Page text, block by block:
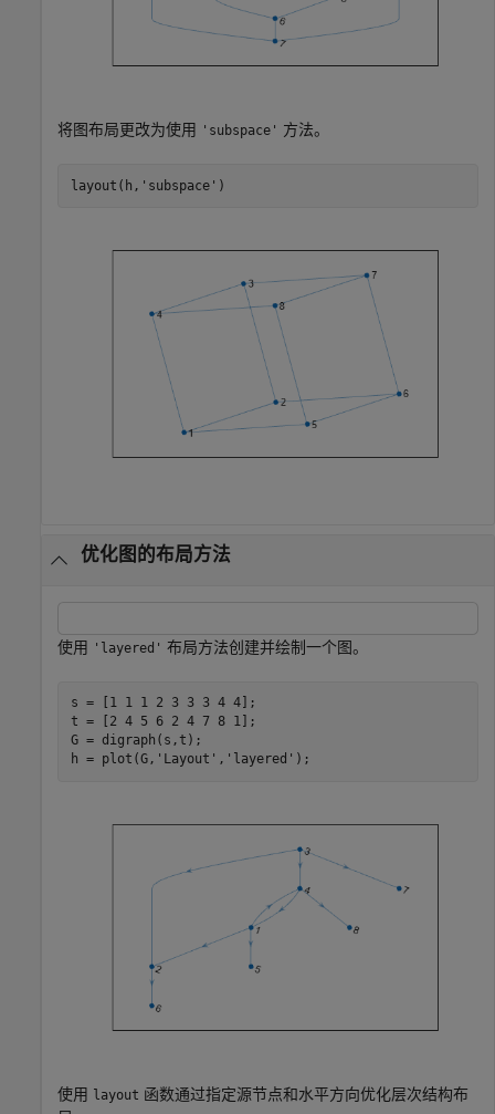
将图布局更改为使用 'subspace' 方法。
layout(h, 'subspace' )
优化图的布局方法
使用 'layered' 布局方法创建并绘制一个图。
s = [1 1 1 2 3 3 3 4 4];
t = [2 4 5 6 2 4 7 8 1];
G = digraph(s,t);
h = plot(G, 'Layout' , 'layered' );
使用 layout 函数通过指定源节点和水平方向优化层次结构布